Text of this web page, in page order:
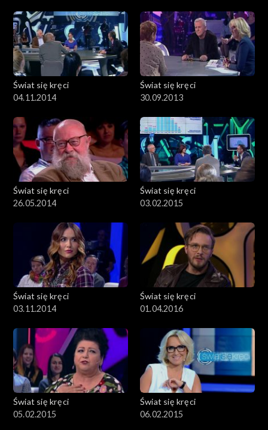
Świat się kręci
04.11.2014
Świat się kręci
30.09.2013
Świat się kręci
26.05.2014
Świat się kręci
03.02.2015
Świat się kręci
03.11.2014
Świat się kręci
01.04.2016
Świat się kręci
05.02.2015
Świat się kręci
06.02.2015